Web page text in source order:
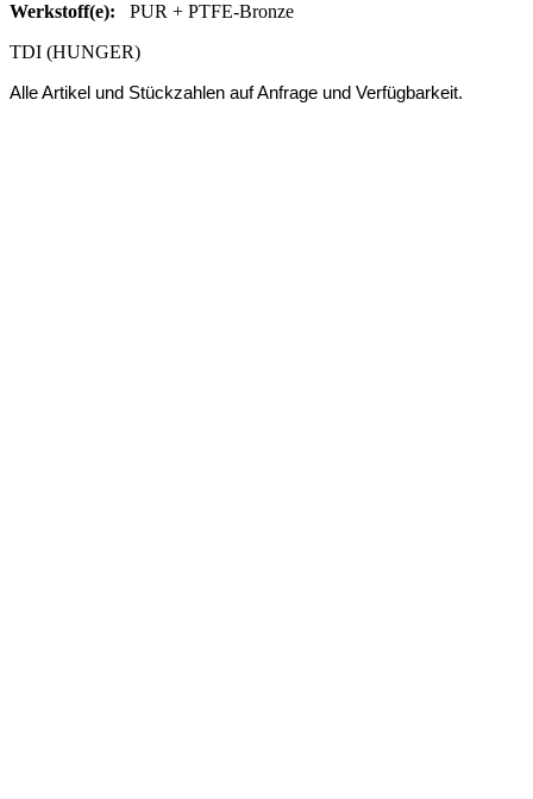
Werkstoff(e): PUR + PTFE-Bronze
TDI (HUNGER)
Alle Artikel und Stückzahlen auf Anfrage und Verfügbarkeit.